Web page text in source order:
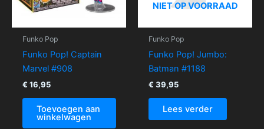
Funko Pop
Funko Pop! Captain
Marvel #908
€ 16,95
Toevoegen aan
winkelwagen
NIET OP VOORRAAD
Funko Pop
Funko Pop! Jumbo:
Batman #1188
€ 39,95
Lees verder